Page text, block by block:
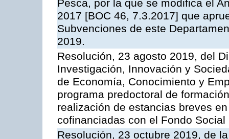
Pesca, por la que se modifica el
2017 [BOC 46, 7.3.2017] que
Subvenciones de este
2019.
Resolución, 23 agosto 2019, del
Investigación, Innovación y
de Economía, Conocimiento y
programa predoctoral de
realización de estancias breves
cofinanciadas con el Fondo
Resolución, 23 octubre 2019, de